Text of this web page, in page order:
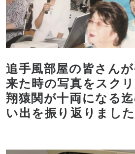
追手風部屋の皆さん
来た時の写真をスクリ
翔猿関が十両になる
い出を振り返りました